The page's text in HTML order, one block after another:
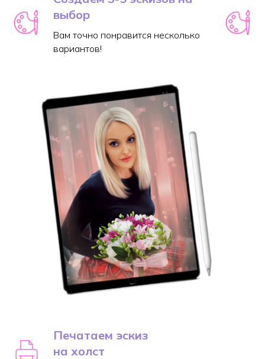
выбор
Вам точно понравится несколько
вариантов!
Печатаем эскиз
на холст